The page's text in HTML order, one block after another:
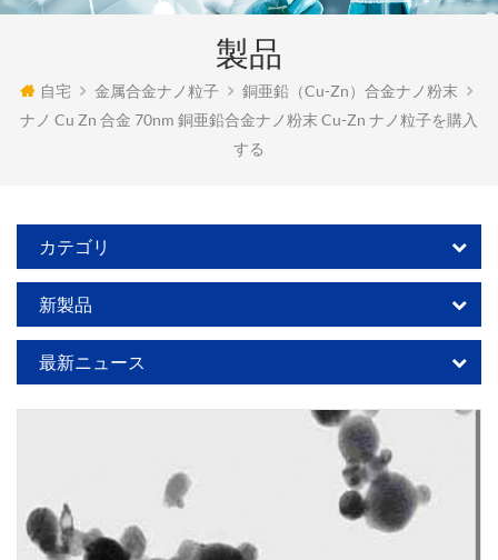
製品
自宅 金属合金ナノ粒子
銅亜鉛（cu-Zn）合金ナノ粉末
ナノ Cu Zn 合金 70nm 銅亜鉛合金ナノ粉末 Cu-Zn ナノ粒子を購入
する
カテゴリ
新製品
最新ニュース